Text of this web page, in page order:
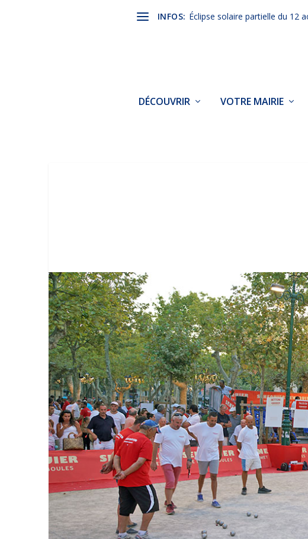
INFOS: Éclipse solaire partielle du 12
DÉCOUVRIR VOTRE MAIRIE